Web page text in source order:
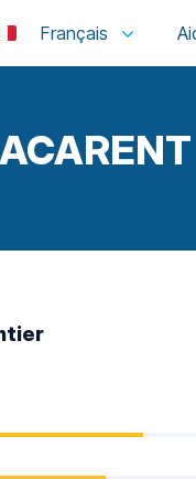
Français
ACARENT